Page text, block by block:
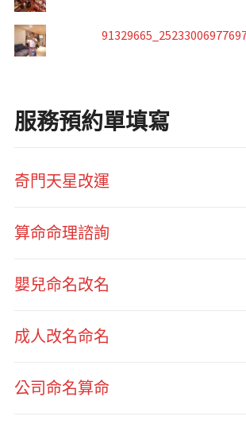
服務預約單填寫
奇門天星改運
算命命理諮詢
嬰兒命名改名
成人改名命名
公司命名算命